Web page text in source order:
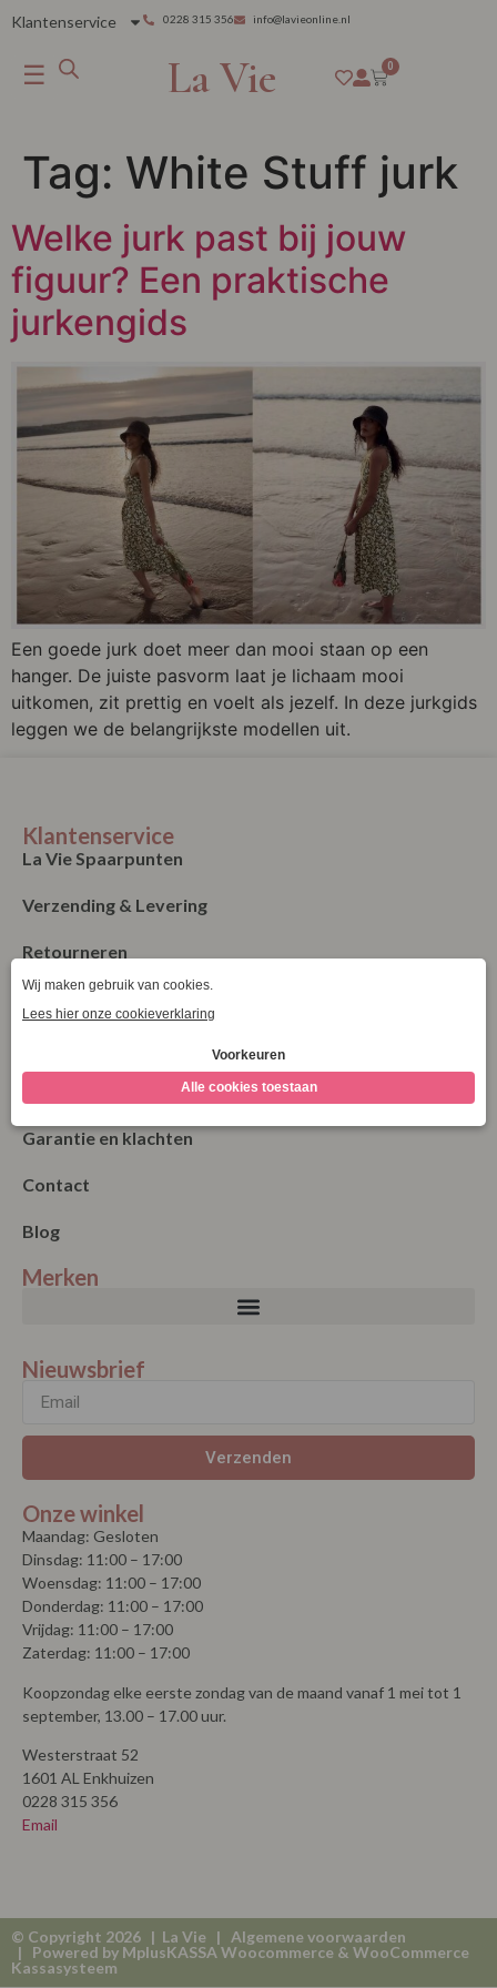
Klantenservice 0228 315 356 info@lavieonline.nl
☰ La Vie 0
Tag: White Stuff jurk
Welke jurk past bij jouw
figuur? Een praktische
jurkengids
Een goede jurk doet meer dan mooi staan op een
hanger. De juiste pasvorm laat je lichaam mooi
uitkomen, zit prettig en voelt als jezelf. In deze jurkgids
leggen we de belangrijkste modellen uit.
Klantenservice
La Vie Spaarpunten
Verzending & Levering
Retourneren
Bestellen
Algemene Voorwaarden
Garantie en klachten
Contact
Blog
Merken
Nieuwsbrief
Verzenden
Onze winkel
Maandag: Gesloten
Dinsdag: 11:00 – 17:00
Woensdag: 11:00 – 17:00
Donderdag: 11:00 – 17:00
Vrijdag: 11:00 – 17:00
Zaterdag: 11:00 – 17:00
Koopzondag elke eerste zondag van de maand vanaf 1 mei tot 1
september, 13.00 – 17.00 uur.
Westerstraat 52
1601 AL Enkhuizen
0228 315 356
Email
© Copyright 2026 | La Vie | Algemene voorwaarden
| Powered by MplusKASSA Woocommerce & WooCommerce
Kassasysteem